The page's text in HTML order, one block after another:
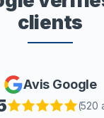
clients
Avis Google
(520